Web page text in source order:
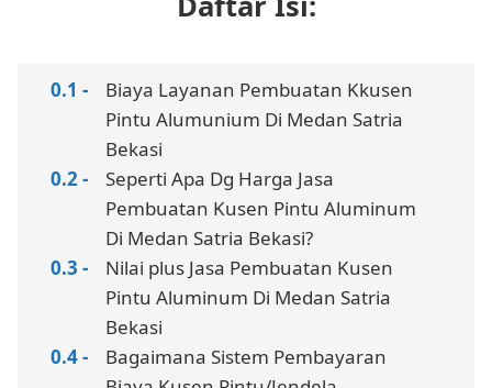
Biaya Layanan Pembuatan Kkusen
Pintu Alumunium Di Medan Satria
Bekasi
Seperti Apa Dg Harga Jasa
Pembuatan Kusen Pintu Aluminum
Di Medan Satria Bekasi?
Nilai plus Jasa Pembuatan Kusen
Pintu Aluminum Di Medan Satria
Bekasi
Bagaimana Sistem Pembayaran